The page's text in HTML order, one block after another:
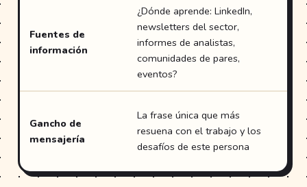
Fuentes de
información
¿Dónde aprende: LinkedIn,
newsletters del sector,
informes de analistas,
comunidades de pares,
eventos?
Gancho de
mensajería
La frase única que más
resuena con el trabajo y los
desafíos de este persona